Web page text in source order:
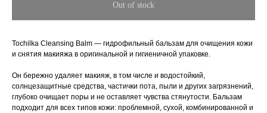
Out of stock
Tochilka Cleansing Balm — гидрофильный бальзам для очищения кожи
и снятия макияжа в оригинальной и гигиеничной упаковке.
Он бережно удаляет макияж, в том числе и водостойкий,
солнцезащитные средства, частички пота, пыли и других загрязнений,
глубоко очищает поры и не оставляет чувства стянутости. Бальзам
подходит для всех типов кожи: проблемной, сухой, комбинированной и